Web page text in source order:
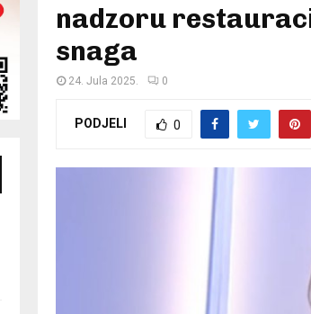
nadzoru
snaga
24. Jula 2025. 0
PODJELI 0